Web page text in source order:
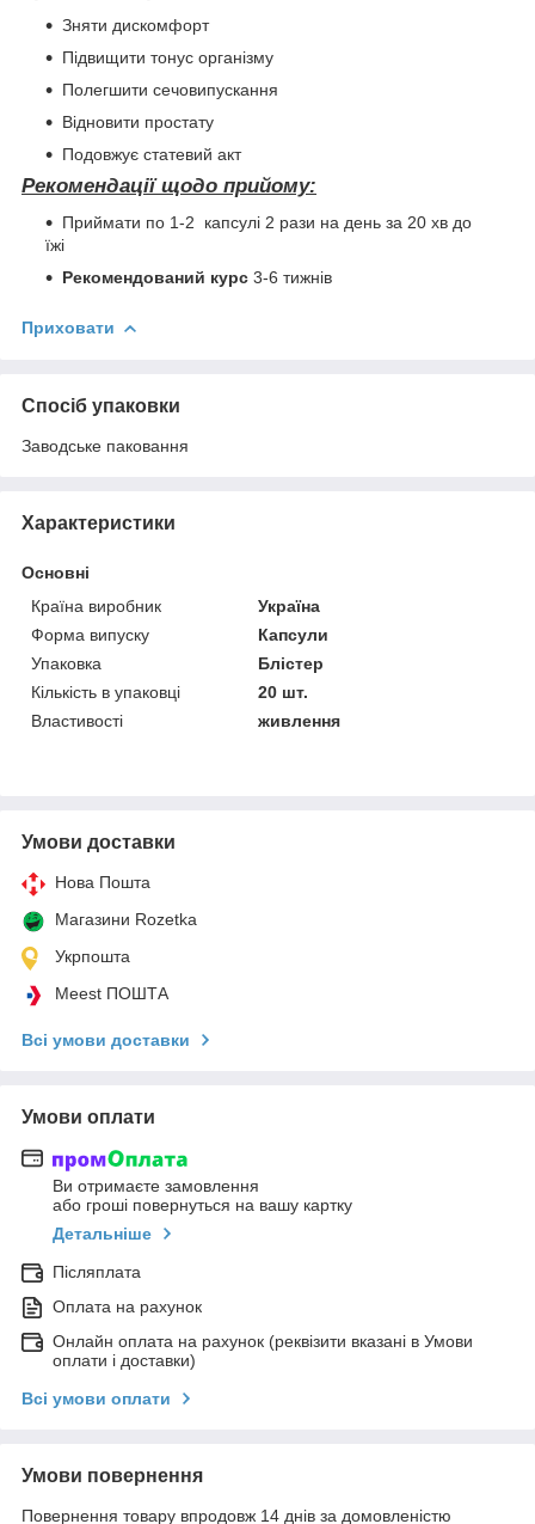
Зняти дискомфорт
Підвищити тонус організму
Полегшити сечовипускання
Відновити простату
Подовжує статевий акт
Рекомендації щодо прийому:
Приймати по 1-2 капсулі 2 рази на день за 20 хв до
їжі
Рекомендований курс 3-6 тижнів
Приховати
Спосіб упаковки
Заводське паковання
Характеристики
Основні
Країна виробник
Україна
Форма випуску
Капсули
Упаковка
Блістер
Кількість в упаковці
20 шт.
Властивості
живлення
Умови доставки
Нова Пошта
Магазини Rozetka
Укрпошта
Meest ПОШТА
Всі умови доставки
Умови оплати
Ви отримаєте замовлення
або гроші повернуться на вашу картку
Детальніше
Післяплата
Оплата на рахунок
Онлайн оплата на рахунок (реквізити вказані в Умови
оплати і доставки)
Всі умови оплати
Умови повернення
Повернення товару впродовж 14 днів за домовленістю